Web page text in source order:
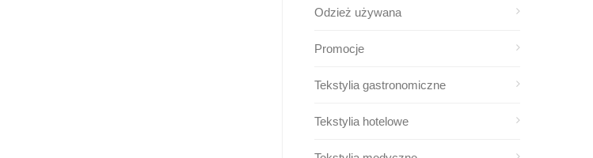
Odzież używana
Promocje
Tekstylia gastronomiczne
Tekstylia hotelowe